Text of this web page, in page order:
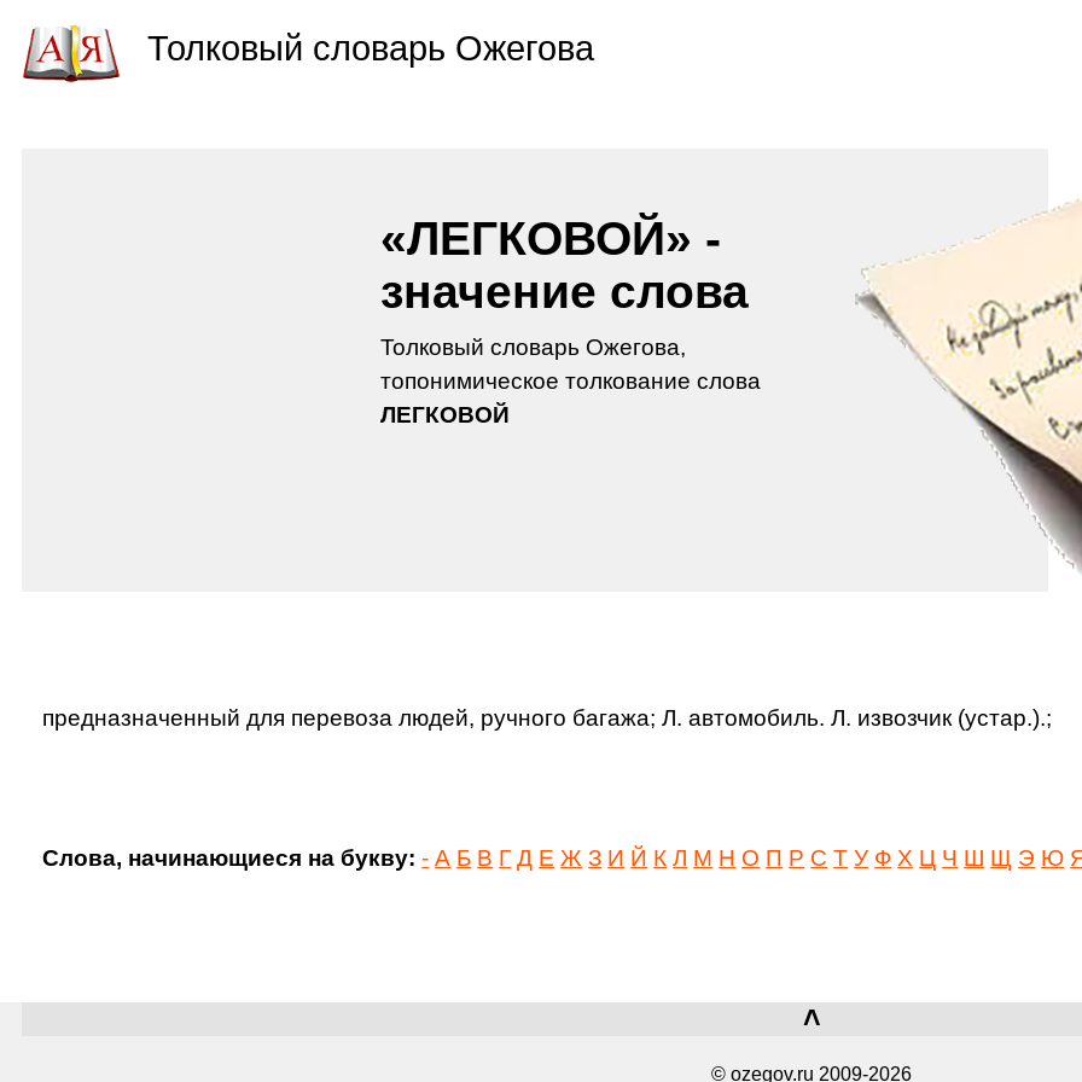
«ЛЕГКОВОЙ» -
значение слова
Толковый словарь Ожегова,
топонимическое толкование слова
ЛЕГКОВОЙ
предназначенный для перевоза людей, ручного багажа; Л. автомобиль. Л. извозчик (устар.).;
Слова, начинающиеся на букву: - А Б В Г Д Е Ж З И Й К Л М Н О П Р С Т У Ф Х Ц Ч Ш Щ Э Ю
˄
© ozegov.ru 2009-2026
Толковый словарь Ожегова